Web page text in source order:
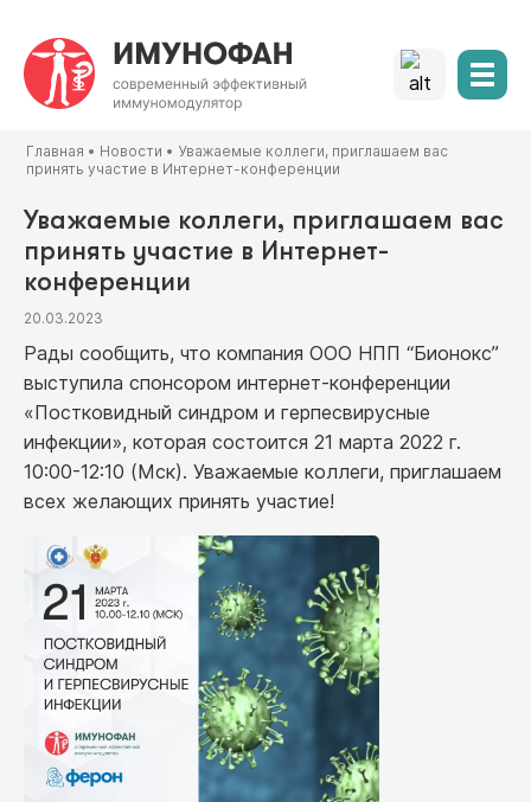
Главная • Новости • Уважаемые коллеги, приглашаем вас
принять участие в Интернет-конференции
Уважаемые коллеги, приглашаем вас
принять участие в Интернет-
конференции
20.03.2023
Рады сообщить, что компания ООО НПП “Бионокс”
выступила спонсором интернет-конференции
«Постковидный синдром и герпесвирусные
инфекции», которая состоится 21 марта 2022 г.
10:00-12:10 (Мск). Уважаемые коллеги, приглашаем
всех желающих принять участие!